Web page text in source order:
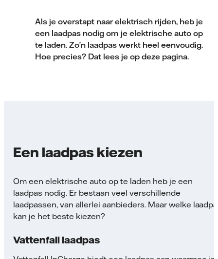
Als je overstapt naar elektrisch rijden, heb je
een laadpas nodig om je elektrische auto op
te laden. Zo’n laadpas werkt heel eenvoudig.
Hoe precies? Dat lees je op deze pagina.
Een laadpas kiezen
Om een elektrische auto op te laden heb je een
laadpas nodig. Er bestaan veel verschillende
laadpassen, van allerlei aanbieders. Maar welke
kan je het beste kiezen?
Vattenfall laadpas